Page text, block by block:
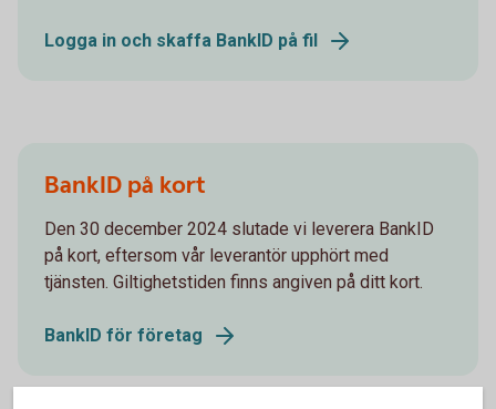
Logga in och skaffa BankID på fil
BankID på kort
Den 30 december 2024 slutade vi leverera BankID
på kort, eftersom vår leverantör upphört med
tjänsten. Giltighetstiden finns angiven på ditt kort.
BankID för företag